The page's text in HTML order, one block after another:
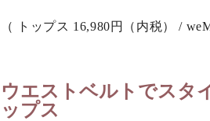
（ トップス 16,980円（内税） /
ウエストベルトでスタ
ップス